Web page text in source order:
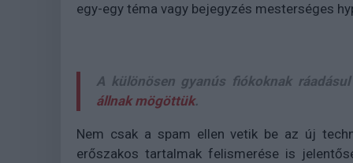
egy-egy téma vagy bejegyzés mesterséges
A különösen gyanús fiókoknak
állnak mögöttük.
Nem csak a spam ellen vetik be az új
erőszakos tartalmak felismerése is